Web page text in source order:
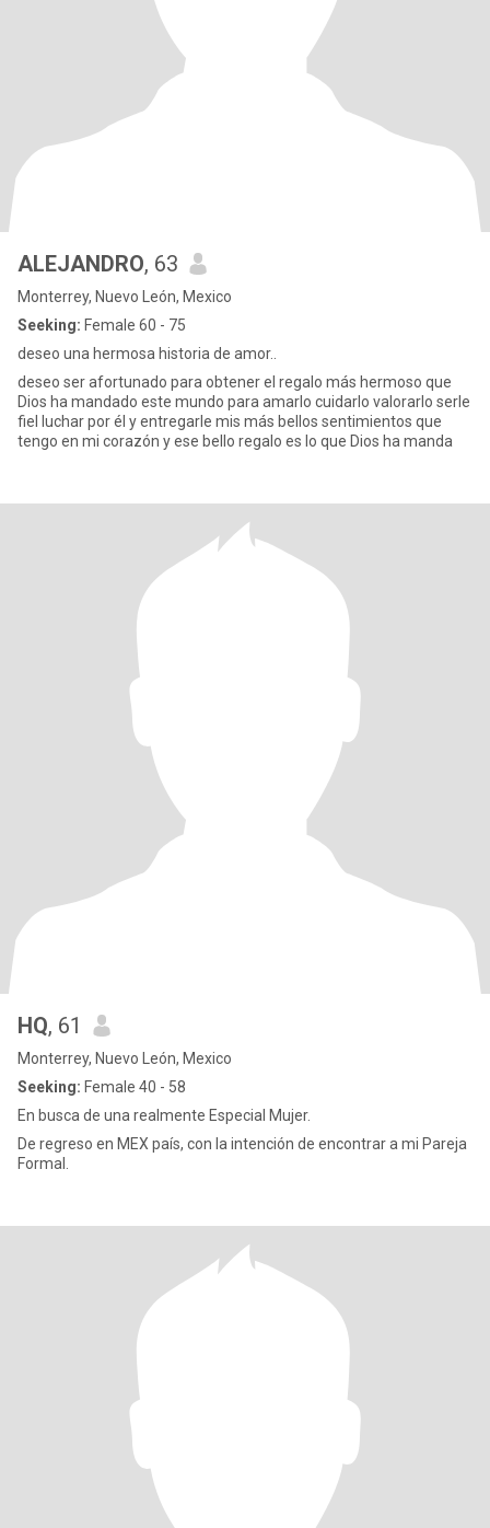
ALEJANDRO, 63
Monterrey, Nuevo León, Mexico
Seeking: Female 60 - 75
deseo una hermosa historia de amor..
deseo ser afortunado para obtener el regalo más hermoso que
Dios ha mandado este mundo para amarlo cuidarlo valorarlo serle
fiel luchar por él y entregarle mis más bellos sentimientos que
tengo en mi corazón y ese bello regalo es lo que Dios ha manda
HQ, 61
Monterrey, Nuevo León, Mexico
Seeking: Female 40 - 58
En busca de una realmente Especial Mujer.
De regreso en MEX país, con la intención de encontrar a mi Pareja
Formal.